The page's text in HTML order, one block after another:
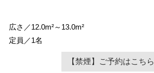
広さ／12.0m²～13.0m²
定員／1名
【禁煙】ご予約はこちら